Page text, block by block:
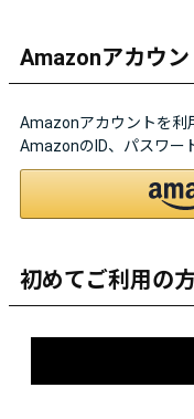
Amazonアカウ
Amazonアカウントを利
AmazonのID、パスワー
初めてご利用の